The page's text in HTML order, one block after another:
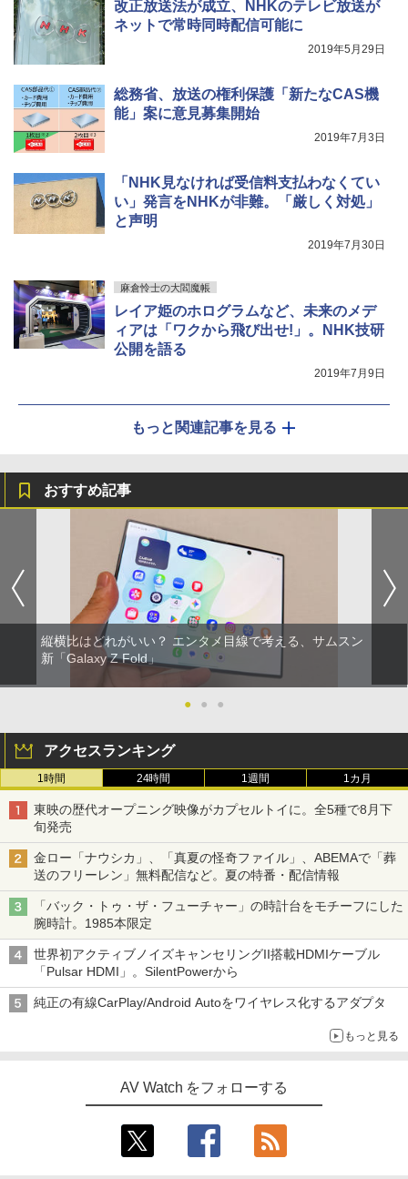
改正放送法が成立、NHKのテレビ放送が
ネットで常時同時配信可能に
2019年5月29日
総務省、放送の権利保護「新たなCAS機
能」案に意見募集開始
2019年7月3日
「NHK見なければ受信料支払わなくてい
い」発言をNHKが非難。「厳しく対処」
と声明
2019年7月30日
麻倉怜士の大閻魔帳
レイア姫のホログラムなど、未来のメデ
ィアは「ワクから飛び出せ!」。NHK技研
公開を語る
2019年7月9日
もっと関連記事を見る
おすすめ記事
縦横比はどれがいい？ エンタメ目線で考える、サムスン
新「Galaxy Z Fold」
● ● ●
アクセスランキング
1時間 24時間 1週間 1カ月
東映の歴代オープニング映像がカプセルトイに。全5種で8月下
旬発売
金ロー「ナウシカ」、「真夏の怪奇ファイル」、ABEMAで「葬
送のフリーレン」無料配信など。夏の特番・配信情報
「バック・トゥ・ザ・フューチャー」の時計台をモチーフにした
腕時計。1985本限定
世界初アクティブノイズキャンセリングII搭載HDMIケーブル
「Pulsar HDMI」。SilentPowerから
純正の有線CarPlay/Android Autoをワイヤレス化するアダプタ
もっと見る
AV Watch をフォローする